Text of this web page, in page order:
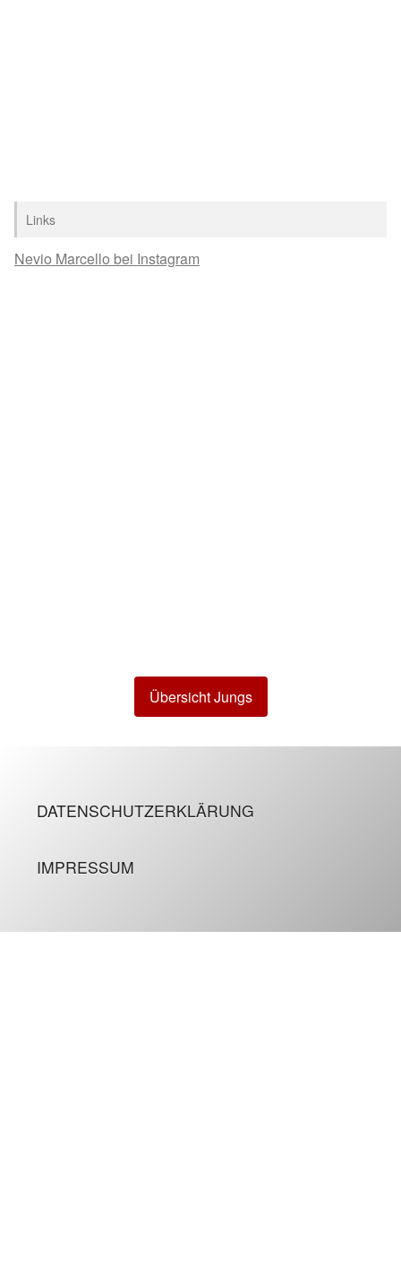
Links
Nevio Marcello bei Instagram
Übersicht Jungs
DATENSCHUTZERKLÄRUNG
IMPRESSUM